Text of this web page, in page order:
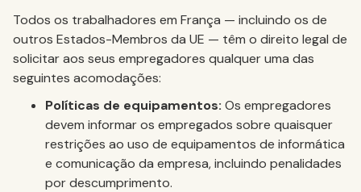
Todos os trabalhadores em França — incluindo os de
outros Estados-Membros da UE — têm o direito legal de
solicitar aos seus empregadores qualquer uma das
seguintes acomodações:
Políticas de equipamentos: Os empregadores
devem informar os empregados sobre quaisquer
restrições ao uso de equipamentos de informática
e comunicação da empresa, incluindo penalidades
por descumprimento.